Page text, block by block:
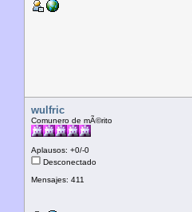
wulfric
Comunero de mÃ©rito
Aplausos: +0/-0
Desconectado
Mensajes: 411